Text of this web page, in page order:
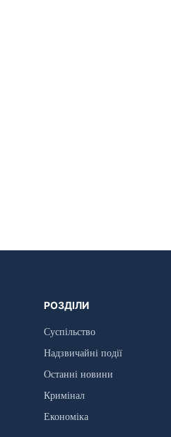
РОЗДІЛИ
Суспільство
Надзвичайні події
Останні новини
Кримінал
Економіка